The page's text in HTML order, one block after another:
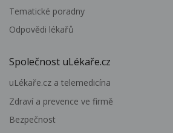
Tematické poradny
Odpovědi lékařů
Společnost uLékaře.cz
uLékaře.cz a telemedicína
Zdraví a prevence ve firmě
Bezpečnost